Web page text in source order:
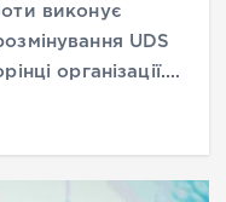
виконує
UDS
організації.…